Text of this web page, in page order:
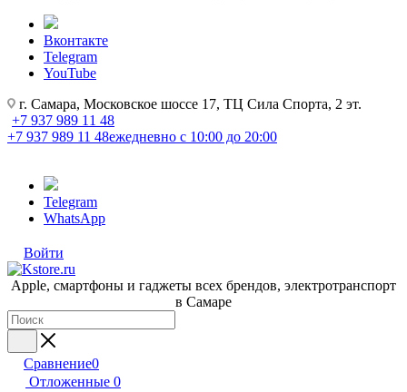
Вконтакте
Telegram
YouTube
г. Самара, Московское шоссе 17, ТЦ Сила Спорта, 2 эт.
+7 937 989 11 48
+7 937 989 11 48ежедневно с 10:00 до 20:00
Telegram
WhatsApp
Войти
Apple, cмартфоны и гаджеты всех брендов, электротранспорт
в Самаре
Сравнение0
Отложенные 0